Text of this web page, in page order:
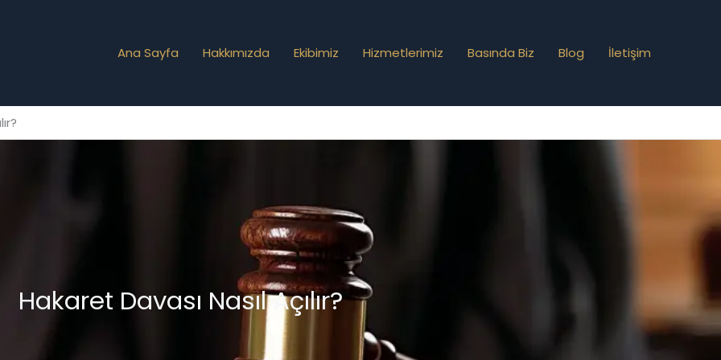
Ana Sayfa
Hakkımızda Ekibimiz Hizmetlerimiz Basında Biz Blog İletişim
Hakaret Davası Nasıl Açılır?